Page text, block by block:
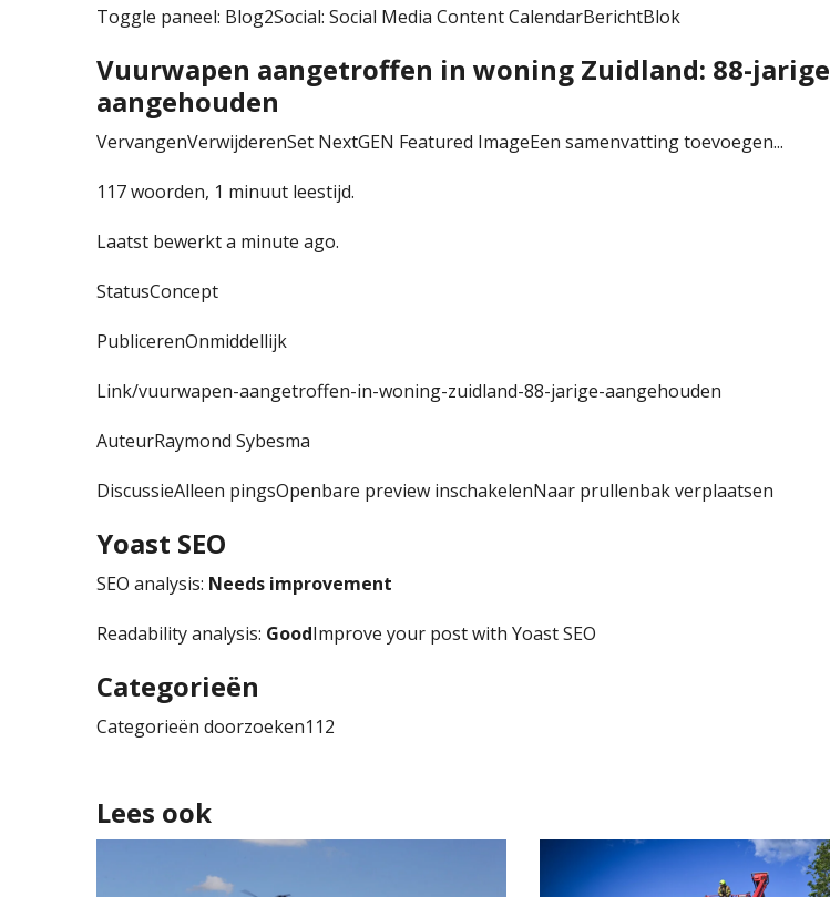
Toggle paneel: Blog2Social: Social Media Content CalendarBerichtBlok
Vuurwapen aangetroffen in woning Zuidland: 88-jarige
aangehouden
VervangenVerwijderenSet NextGEN Featured ImageEen samenvatting toevoegen...
117 woorden, 1 minuut leestijd.
Laatst bewerkt a minute ago.
StatusConcept
PublicerenOnmiddellijk
Link/vuurwapen-aangetroffen-in-woning-zuidland-88-jarige-aangehouden
AuteurRaymond Sybesma
DiscussieAlleen pingsOpenbare preview inschakelenNaar prullenbak verplaatsen
Yoast SEO
SEO analysis: Needs improvement
Readability analysis: GoodImprove your post with Yoast SEO
Categorieën
Categorieën doorzoeken112
Lees ook